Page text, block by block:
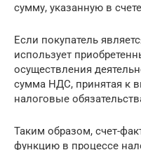
сумму, указанную в
Если покупатель
использует
осуществления
сумма НДС, принятая к
налоговые
Таким образом, счет-
функцию в процессе